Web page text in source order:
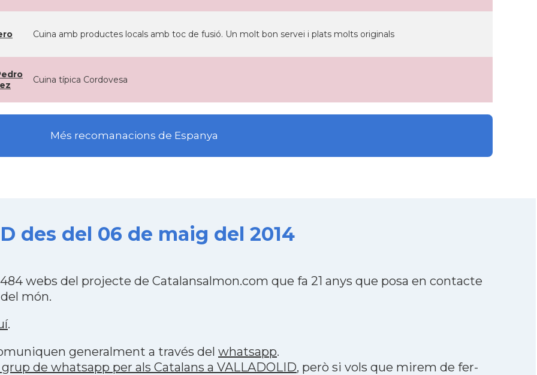
Cuina amb productes locals amb toc de fusió. Un molt bon servei i plats molts originals
Cuina típica Cordovesa
Més recomanacions de Espanya
des del 06 de maig del 2014
webs del projecte de Catalansalmon.com que fa 21 anys que posa en contacte
món.
.
generalment a través del whatsapp.
de whatsapp per als Catalans a VALLADOLID, però si vols que mirem de fer-